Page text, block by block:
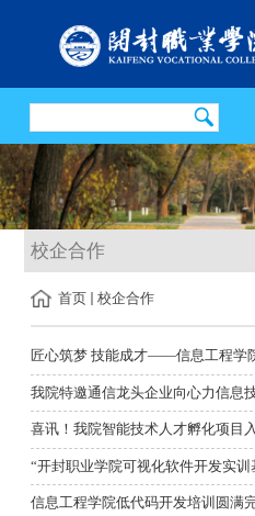
校企合作
首页 校企合作
“开封职业学院可视化软件开发实训
信息工程学院低代码开发培训圆满